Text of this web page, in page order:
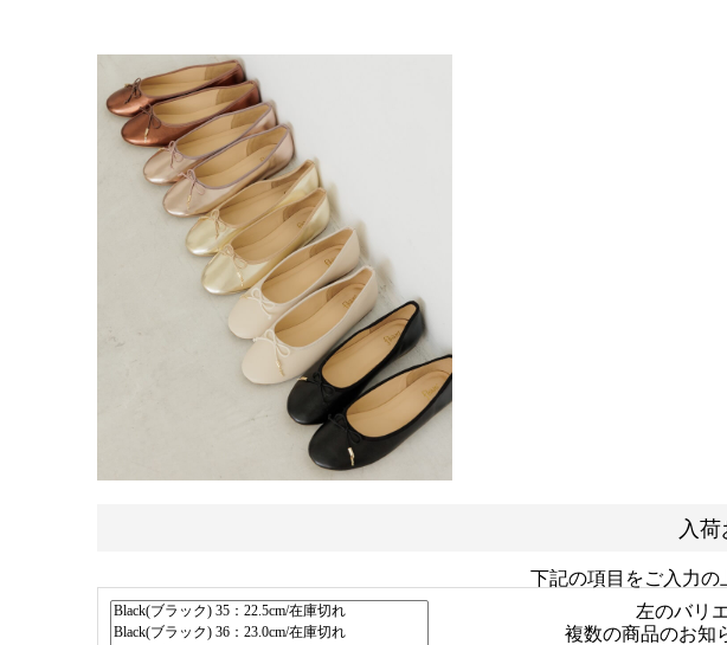
入
下記の項目をご入力
左のバリ
複数の商品のお知